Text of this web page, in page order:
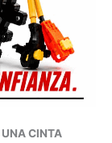
UNA CINTA